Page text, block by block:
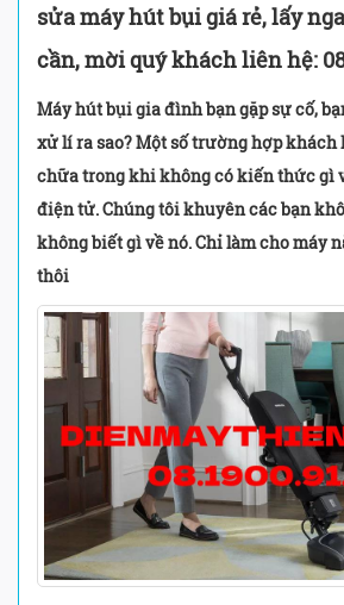
sửa máy hút bụi giá rẻ, lấy
cần, mời quý khách liên hệ:
Máy hút bụi gia đình bạn gặp sự cố,
xử lí ra sao? Một số trường hợp khách
chữa trong khi không có kiến thức gì
điện tử. Chúng tôi khuyên các bạn
không biết gì về nó. Chỉ làm cho máy
thôi